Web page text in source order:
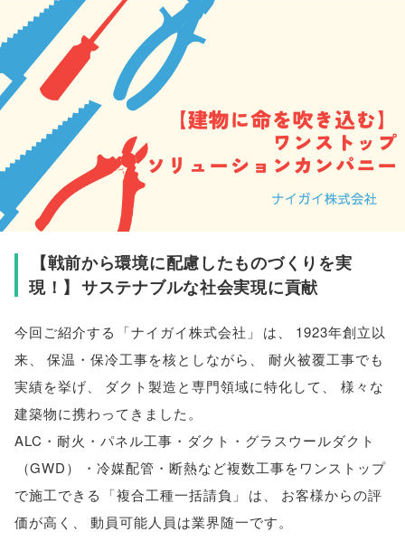
【戦前から環境に配慮したものづくりを実
現！ 】 サステナブルな社会実現に貢献
今回ご紹介する 「ナイガイ株式会社 」 は、
1923年創立以
来、 保温・保冷工事を核としながら 、
耐火被覆工事でも
実績を挙げ、 ダクト製造と専門領域に特化して 、
様々な
建築物に携わってきました。
ALC・耐火・パネル工事・ダクト・グラスウールダクト
（GWD）
・冷媒配管・断熱など複数工事をワンストップ
で施工できる
「複合工種一括請負 」 は、
お客様からの評
価が高く 、 動員可能人員は業界随一です。